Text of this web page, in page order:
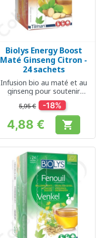
Biolys Energy Boost
Maté Ginseng Citron -
24 sachets
Infusion bio au maté et au
ginseng pour soutenir
l'énergie et la vitalité
5,95 € -18%
Prix
4,88 € 